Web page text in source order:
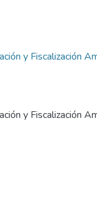
y Fiscalización
y Fiscalización